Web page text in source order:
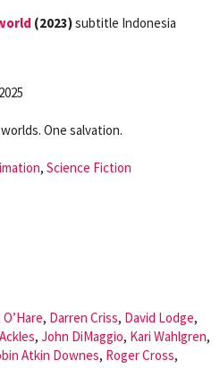
(2023)subtitle Indonesia
One salvation.
, Science Fiction
, Darren Criss, David Lodge,
, John DiMaggio, Kari Wahlgren,
Atkin Downes, Roger Cross,